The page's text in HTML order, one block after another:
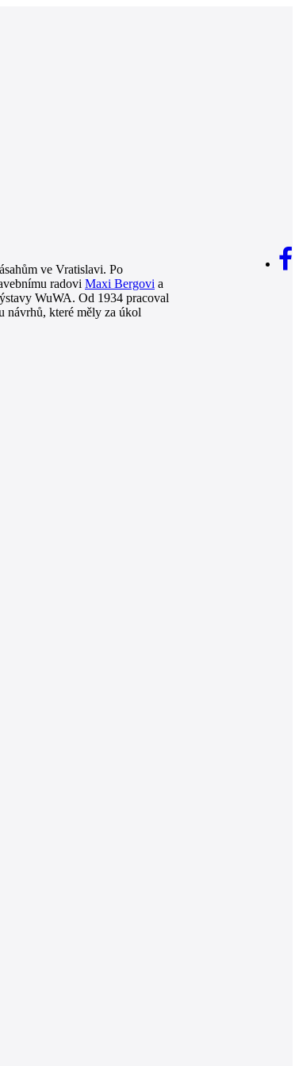
ve Vratislavi. Po
radovi Maxi Bergovi a
WuWA. Od 1934 pracoval
návrhů, které měly za úkol